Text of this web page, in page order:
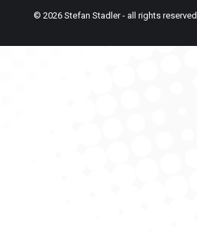
© 2026 Stefan Stadler - all rights reserved